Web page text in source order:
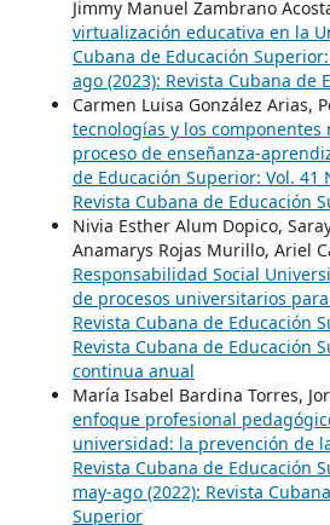
Jimmy Manuel Zambrano
virtualización educativa en la
Cubana de Educación
ago (2023): Revista Cubana de
Carmen Luisa González Arias,
tecnologías y los componentes
proceso de enseñanza-
de Educación Superior: Vol. 41
Revista Cubana de Educación
Nivia Esther Alum Dopico,
Anamarys Rojas Murillo, Ariel
Responsabilidad Social
de procesos universitarios
Revista Cubana de Educación
Revista Cubana de Educación
continua anual
María Isabel Bardina Torres,
enfoque profesional
universidad: la prevención de
Revista Cubana de Educación
may-ago (2022): Revista
Superior